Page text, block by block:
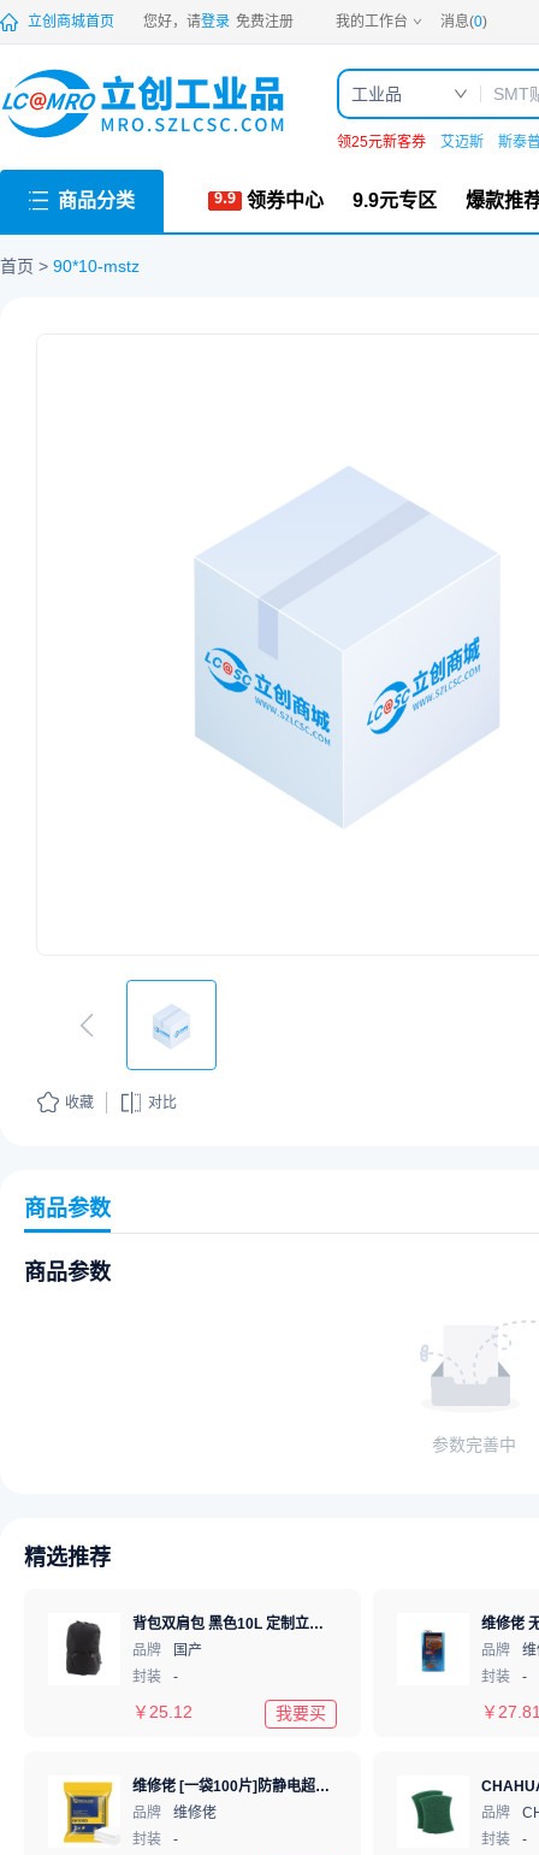
PDF 立创商城首页 您好，请登录 免费注册 我的工作台 消息(0)
工业品
领25元新客券 艾迈斯 斯泰
商品分类 领券中心 9.9元专区 爆款推
首页 90*10-mstz
收藏 对比
商品参数
商品参数
参数完善中
精选推荐
背包双肩包 黑色10L 定制立创logo Black
品牌
国产
封装
-
￥ 25.12 我要买
品牌
封装
-
￥
维修佬 [一袋100片]防静电超纤细无尘布 工业作业试擦布擦拭手机屏幕镜头除尘布 4寸10*10cm
品牌
维修佬
封装
-
品牌
封装
-